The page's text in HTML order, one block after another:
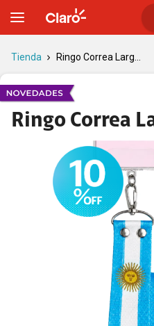
Tienda Ringo Correa Larg...
Ringo Correa
Correa para el celular Ringo |